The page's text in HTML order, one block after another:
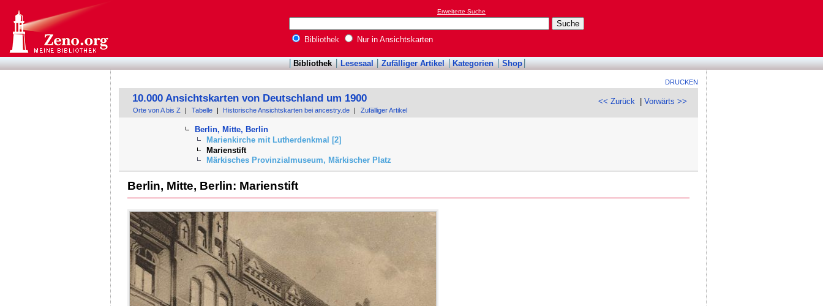
Erweiterte Suche
Bibliothek Nur in Ansichtskarten
Bibliothek Lesesaal Zufälliger Artikel Kategorien Shop
DRUCKEN
<< Zurück |Vorwärts >>
10.000 Ansichtskarten von Deutschland um 1900
Orte von A bis Z Tabelle Historische Ansichtskarten bei ancestry.de Zufälliger Artikel
Berlin, Mitte, Berlin
Marienkirche mit Lutherdenkmal [2]
Marienstift
Märkisches Provinzialmuseum, Märkischer Platz
Berlin, Mitte, Berlin: Marienstift